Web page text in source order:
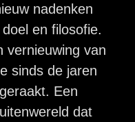
nadenken
en filosofie.
vernieuwing van
sinds de jaren
Een
dat